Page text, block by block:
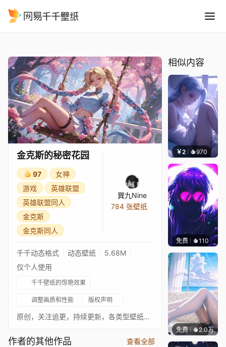
金克斯的秘密花园
97
女神
游戏
英雄联盟
英雄联盟同人
金克斯
金克斯同人
巽九Nine
784 张壁纸
千千动态格式 动态壁纸
5.68M
仅个人使用
千千壁纸的惊艳效果
调整画质和性能 版权声明
原创，关注追更，持续更新，各类型壁纸，各平台同名
作者的其他作品 查看全部
相似内容
￥2 970 豆子
免费 110VortFX
免费 2.0万豆子